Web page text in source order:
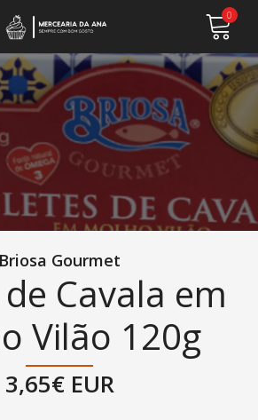
0
Briosa Gourmet
Cavala em
Vilão 120g
3,65€ EUR